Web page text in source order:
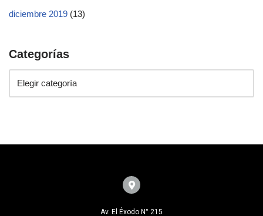
diciembre 2019 (13)
Categorías
Av. El Éxodo N° 215